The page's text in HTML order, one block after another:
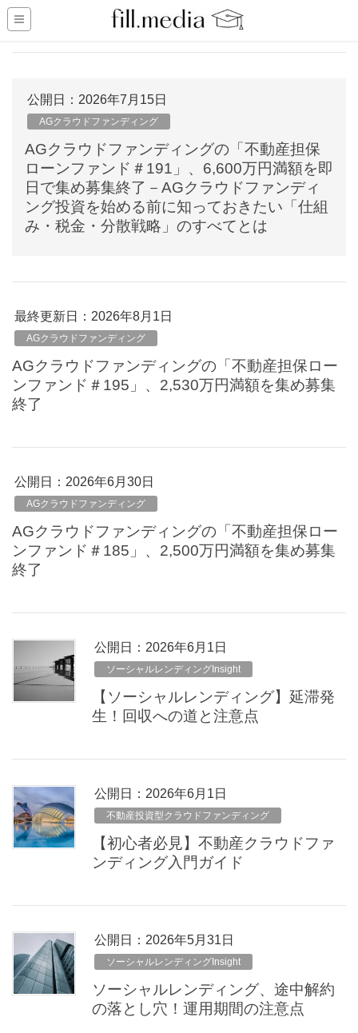
公開日： 2026年7月15日
AGクラウドファンディング
AGクラウドファンディングの「不動産担保
ローンファンド＃191」、6,600万円満額を即
日で集め募集終了－AGクラウドファンディ
ング投資を始める前に知っておきたい「仕組
み・税金・分散戦略」のすべてとは
最終更新日：2026年8月1日
AGクラウドファンディング
AGクラウドファンディングの「不動産担保ロー
ンファンド＃195」、2,530万円満額を集め募集
終了
公開日： 2026年6月30日
AGクラウドファンディング
AGクラウドファンディングの「不動産担保ロー
ンファンド＃185」、2,500万円満額を集め募集
終了
公開日： 2026年6月1日
ソーシャルレンディングInsight
【ソーシャルレンディング】延滞発
生！回収への道と注意点
公開日： 2026年6月1日
不動産投資型クラウドファンディング
【初心者必見】不動産クラウドファ
ンディング入門ガイド
公開日： 2026年5月31日
ソーシャルレンディングInsight
ソーシャルレンディング、途中解約
の落とし穴！運用期間の注意点